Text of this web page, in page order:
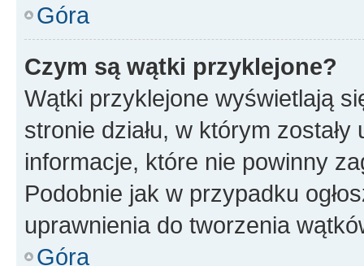
Góra
Czym są wątki przyklejone?
Wątki przyklejone wyświetlają
stronie działu, w którym
informacje, które nie powinny
Podobnie jak w przypadku
uprawnienia do tworzenia
Góra